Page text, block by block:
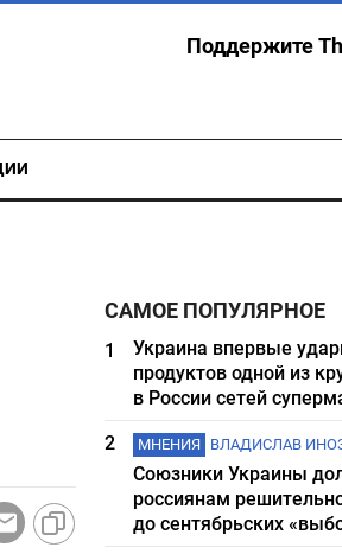
Поддержите
САМОЕ ПОПУЛЯРНОЕ
1
Украина впервые
продуктов одной из
в России сетей
2
МНЕНИЯ ВЛАДИСЛАВ
Союзники Украины
россиянам
до сентябрьских